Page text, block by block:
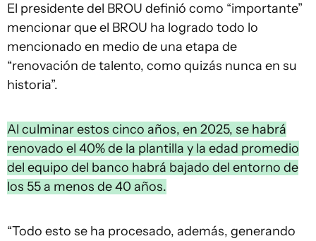
El presidente del BROU definió como “importante”
mencionar que el BROU ha logrado todo lo
mencionado en medio de una etapa de
“renovación de talento, como quizás nunca en su
historia”.
Al culminar estos cinco años, en 2025, se habrá
renovado el 40% de la plantilla y la edad promedio
del equipo del banco habrá bajado del entorno de
los 55 a menos de 40 años.
“Todo esto se ha procesado, además, generando